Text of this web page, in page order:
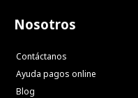
Nosotros
Contáctanos
Ayuda pagos online
Blog